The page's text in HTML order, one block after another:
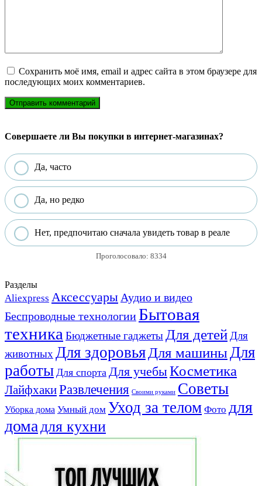
Сохранить моё имя, email и адрес сайта в этом браузере для
последующих моих комментариев.
Совершаете ли Вы покупки в интернет-магазинах?
Да, часто
Да, но редко
Нет, предпочитаю сначала увидеть товар в реале
Проголосовало: 8334
Разделы
Aliexpress Аксессуары Аудио и видео
Беспроводные технологии Бытовая
техника Бюджетные гаджеты Для детей Для
животных Для здоровья Для машины Для
работы Для спорта Для учебыКосметика
ЛайфхакиРазвлечения Своими руками Советы
Уборка дома Умный дом Уход за телом Фото для
дома для кухни